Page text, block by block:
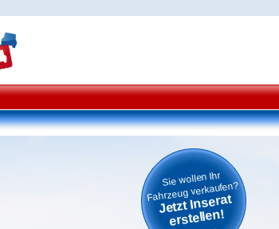
Sie wollen Ihr
Fahrzeug verkaufen?
Jetzt Inserat
erstellen!